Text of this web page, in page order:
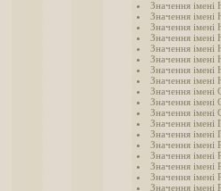
Значення імені
Значення імені
Значення імені
Значення імені
Значення імені
Значення імені
Значення імені
Значення імені
Значення імені
Значення імені
Значення імені
Значення імені
Значення імені
Значення імені
Значення імені
Значення імені
Значення імені
Значення імені